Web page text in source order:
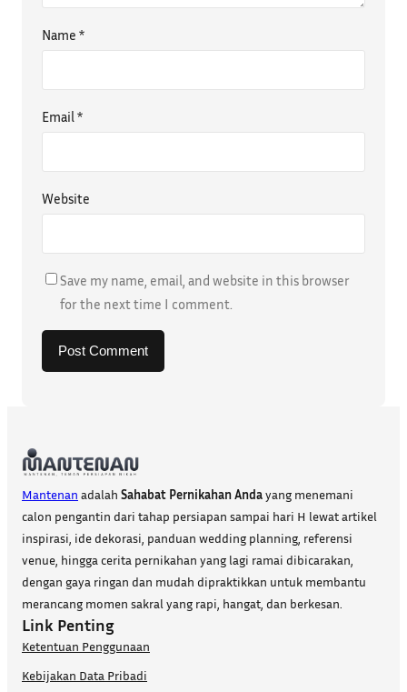
Name *
Email *
Website
Save my name, email, and website in this browser
for the next time I comment.
Mantenan adalah Sahabat Pernikahan Andayang menemani
calon pengantin dari tahap persiapan sampai hari H lewat artikel
inspirasi, ide dekorasi, panduan wedding planning, referensi
venue, hingga cerita pernikahan yang lagi ramai dibicarakan,
dengan gaya ringan dan mudah dipraktikkan untuk membantu
merancang momen sakral yang rapi, hangat, dan berkesan.
Link Penting
Ketentuan Penggunaan
Kebijakan Data Pribadi